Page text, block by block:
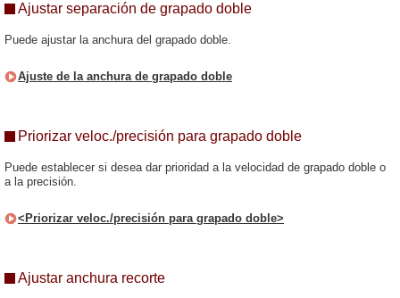
Ajustar separación de grapado doble
Puede ajustar la anchura del grapado doble.
Ajuste de la anchura de grapado doble
Priorizar veloc./precisión para grapado doble
Puede establecer si desea dar prioridad a la velocidad de grapado doble o
a la precisión.
<Priorizar veloc./precisión para grapado doble>
Ajustar anchura recorte